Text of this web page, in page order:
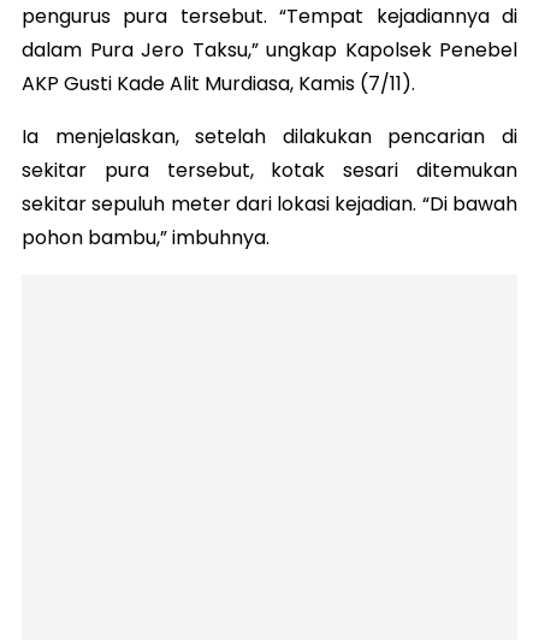
pengurus pura tersebut. “Tempat kejadiannya di
dalam Pura Jero Taksu,” ungkap Kapolsek Penebel
AKP Gusti Kade Alit Murdiasa, Kamis (7/11).
Ia menjelaskan, setelah dilakukan pencarian di
sekitar pura tersebut, kotak sesari ditemukan
sekitar sepuluh meter dari lokasi kejadian. “Di bawah
pohon bambu,” imbuhnya.